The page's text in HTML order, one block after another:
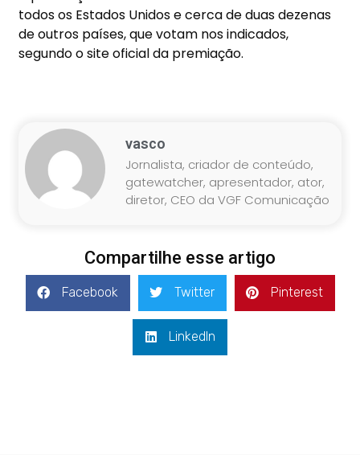
todos os Estados Unidos e cerca de duas dezenas
de outros países, que votam nos indicados,
segundo o site oficial da premiação.
vasco
Jornalista, criador de conteúdo,
gatewatcher, apresentador, ator,
diretor, CEO da VGF Comunicação
Compartilhe esse artigo
Facebook Twitter Pinterest
LinkedIn